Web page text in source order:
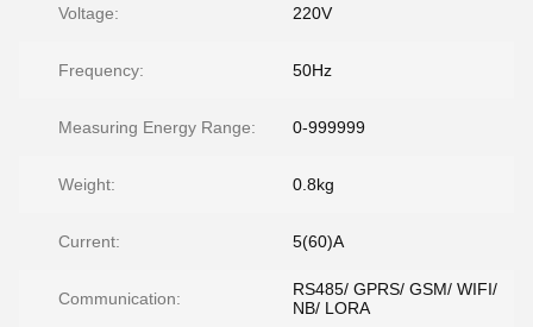
Voltage: 220V
Frequency: 50Hz
Measuring Energy Range: 0-999999
Weight: 0.8kg
Current: 5(60)A
Communication:
RS485/ GPRS/ GSM/ WIFI/
NB/ LORA